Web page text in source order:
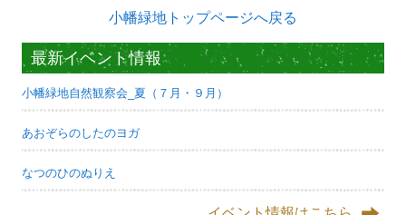
小幡緑地トップページへ戻る
最新イベント情報
小幡緑地自然観察会_夏（７月・９月）
あおぞらのしたのヨガ
なつのひのぬりえ